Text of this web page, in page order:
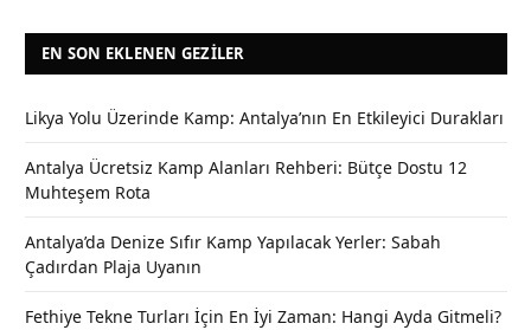
EN SON EKLENEN GEZILER
Likya Yolu Üzerinde Kamp: Antalya’nın En Etkileyici Durakları
Antalya Ücretsiz Kamp Alanları Rehberi: Bütçe Dostu 12
Muhteşem Rota
Antalya’da Denize Sıfır Kamp Yapılacak Yerler: Sabah
Çadırdan Plaja Uyanın
Fethiye Tekne Turları İçin En İyi Zaman: Hangi Ayda Gitmeli?